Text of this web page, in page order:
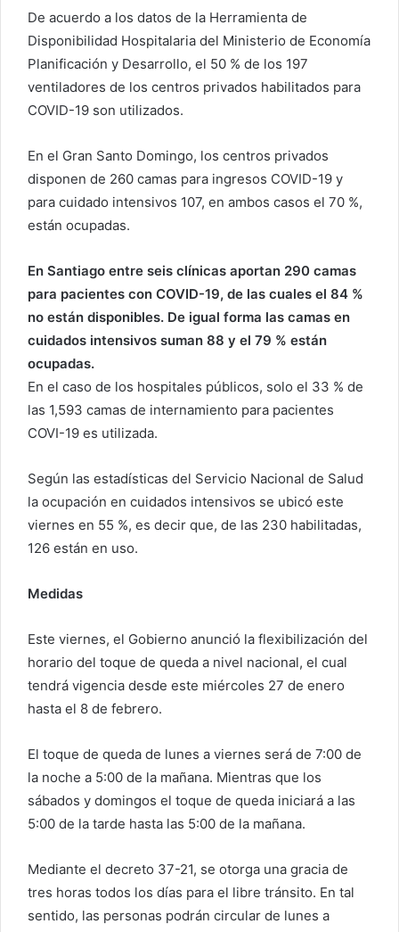
De acuerdo a los datos de la Herramienta de
Disponibilidad Hospitalaria del Ministerio de Economía
Planificación y Desarrollo, el 50 % de los 197
ventiladores de los centros privados habilitados para
COVID-19 son utilizados.
En el Gran Santo Domingo, los centros privados
disponen de 260 camas para ingresos COVID-19 y
para cuidado intensivos 107, en ambos casos el 70 %,
están ocupadas.
En Santiago entre seis clínicas aportan 290 camas
para pacientes con COVID-19, de las cuales el 84 %
no están disponibles. De igual forma las camas en
cuidados intensivos suman 88 y el 79 % están
ocupadas.
En el caso de los hospitales públicos, solo el 33 % de
las 1,593 camas de internamiento para pacientes
COVI-19 es utilizada.
Según las estadísticas del Servicio Nacional de Salud
la ocupación en cuidados intensivos se ubicó este
viernes en 55 %, es decir que, de las 230 habilitadas,
126 están en uso.
Medidas
Este viernes, el Gobierno anunció la flexibilización del
horario del toque de queda a nivel nacional, el cual
tendrá vigencia desde este miércoles 27 de enero
hasta el 8 de febrero.
El toque de queda de lunes a viernes será de 7:00 de
la noche a 5:00 de la mañana. Mientras que los
sábados y domingos el toque de queda iniciará a las
5:00 de la tarde hasta las 5:00 de la mañana.
Mediante el decreto 37-21, se otorga una gracia de
tres horas todos los días para el libre tránsito. En tal
sentido, las personas podrán circular de lunes a